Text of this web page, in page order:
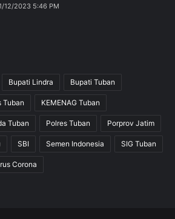
12/2023 5:46 PM
Bupati Lindra Bupati Tuban
Tuban KEMENAG Tuban
Tuban Polres Tuban Porprov Jatim
SBI Semen Indonesia SIG Tuban
Corona